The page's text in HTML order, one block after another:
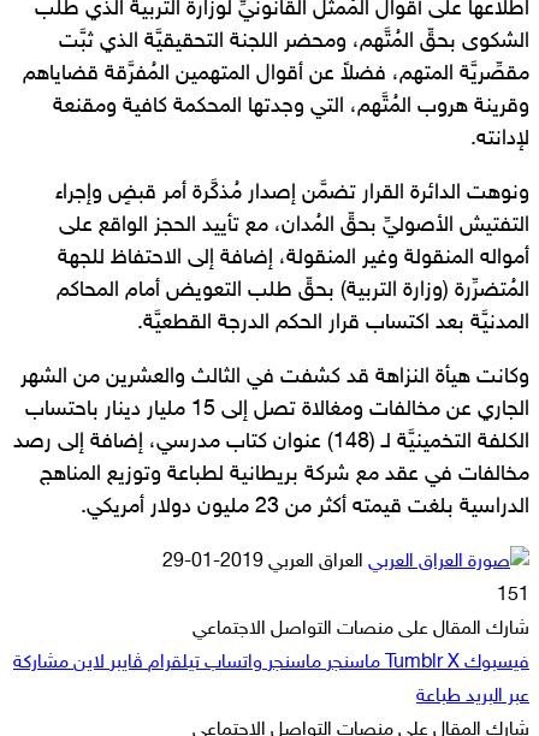
اطلاعها على أقوال المُمثل القانونيِّ لوزارة التربية الذي طلب
الشكوى بحقِّ المُتَّهم، ومحضر اللجنة التحقيقيَّة الذي ثبَّت
مقصِّريَّة المتهم، فضلاً عن أقوال المتهمين المُفرَّقة قضاياهم
وقرينة هروب المُتَّهم، التي وجدتها المحكمة كافية ومقنعة
لإدانته.
ونوهت الدائرة القرار تضمَّن إصدار مُذكَّرة أمر قبضٍ وإجراء
التفتيش الأصوليِّ بحقِّ المُدان، مع تأييد الحجز الواقع على
أمواله المنقولة وغير المنقولة، إضافة إلى الاحتفاظ للجهة
المُتضرِّرة (وزارة التربية) بحقِّ طلب التعويض أمام المحاكم
المدنيَّة بعد اكتساب قرار الحكم الدرجة القطعيَّة.
وكانت هيأة النزاهة قد كشفت في الثالث والعشرين من الشهر
الجاري عن مخالفات ومغالاة تصل إلى 15 مليار دينار باحتساب
الكلفة التخمينيَّة لـ (148) عنوان كتاب مدرسي، إضافة إلى رصد
مخالفات في عقد مع شركة بريطانية لطباعة وتوزيع المناهج
الدراسية بلغت قيمته أكثر من 23 مليون دولار أمريكي.
العراق العربي أرسل
إلكترونيا
2019-01-29
151
شارك المقال على منصات التواصل الاجتماعي
فيسبوك ‫X ماسنجر ماسنجر واتساب تيلقرام ڤايبر لاين مشاركة
عبر البريد طباعة
شارك المقال على منصات التواصل الاجتماعي